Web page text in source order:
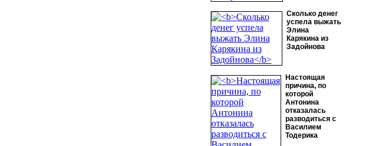
Сколько денег
успела выжать
Элина
Карякина из
Задойнова
Настоящая
причина, по
которой
Антонина
отказалась
разводиться с
Василием
Тодерика